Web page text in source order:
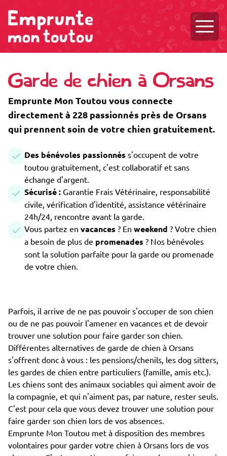
Garde de chien à Orsans
Emprunte Mon Toutou vous connecte
directement à 228 passionnés près de Orsans
qui prennent soin de votre chien gratuitement.
Des bénévoles passionnés s'occupent de votre
toutou gratuitement, c'est collaboratif et sans
échange d'argent.
Sécurisé : Garantie Frais Vétérinaire, responsabilité
civile, vérification d'identité, assistance vétérinaire
24h/24, rencontre avant la garde.
Vous partez en vacances ? En weekend ? Votre chien
a besoin de plus de promenades ? Nos bénévoles
sont la solution parfaite pour la garde ou promenade
de votre chien.
Parfois, il arrive de ne pas pouvoir s'occuper de son chien
ou de ne pas pouvoir l'amener en vacances et de devoir
trouver une solution pour faire garder son chien.
Différentes alternatives de garde de chien à Orsans
s'offrent donc à vous : les pensions/chenils, les dog sitters,
les gardes de chien entre particuliers (famille, amis etc.).
Les chiens sont des animaux sociables qui aiment avoir de
la compagnie, et qui n'aiment pas, par nature, rester seuls.
C'est pour cela que vous devez trouver une solution pour
faire garder son chien lors de vos absences.
Emprunte Mon Toutou met à disposition des membres
volontaires pour garder votre chien à Orsans lors de vos